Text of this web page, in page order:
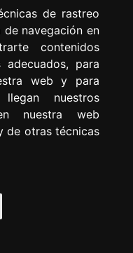
de rastreo
navegación en
contenidos
adecuados, para
web y para
nuestros
nuestra web
de otras técnicas
of Sports
Physical
+.34 91 54 71 718
·Use of Cookies